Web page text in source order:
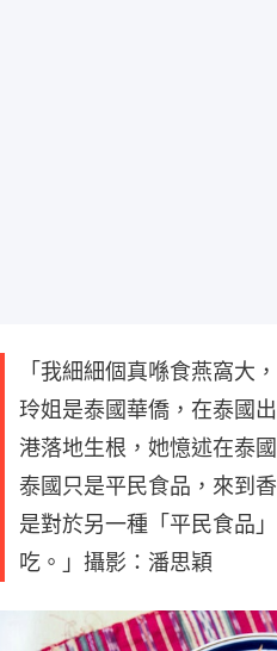
「我細細個真喺食燕窩大
玲姐是泰國華僑，在泰國
港落地生根，她憶述在泰
泰國只是平民食品，來到
是對於另一種「平民食品
吃。」攝影：潘思穎